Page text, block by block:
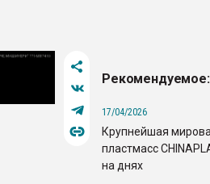
Рекомендуемое:
17/04/2026
Крупнейшая
пластмасс
на днях